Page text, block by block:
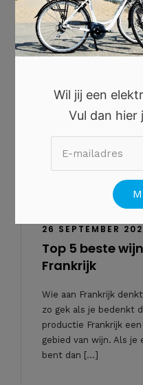
26 SEPTEMBER
Top 5 beste
Frankrijk
Wie aan Frankrijk
zo gek als je bedenkt
productie Frankrijk
gebied van wijn. Als
bent dan […]
Wil jij een
Vul dan hier